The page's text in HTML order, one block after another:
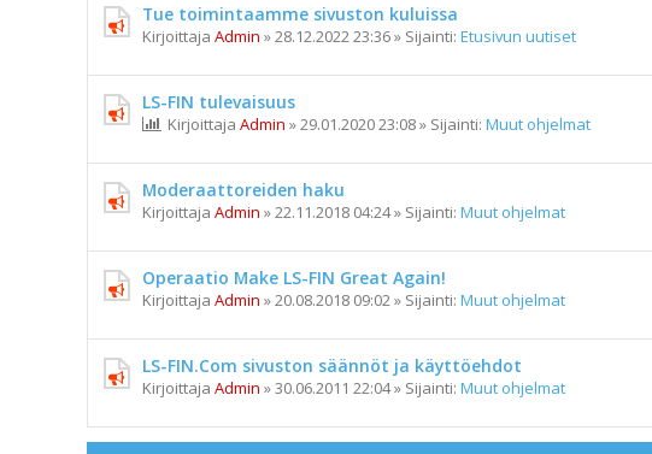
Tue toimintaamme sivuston kuluissa
Kirjoittaja Admin »28.12.2022 23:36» Sijainti: Etusivun uutiset
LS-FIN tulevaisuus
Kirjoittaja Admin »29.01.2020 23:08» Sijainti: Muut ohjelmat
Moderaattoreiden haku
Kirjoittaja Admin »22.11.2018 04:24» Sijainti: Muut ohjelmat
Operaatio Make LS-FIN Great Again!
Kirjoittaja Admin »20.08.2018 09:02» Sijainti: Muut ohjelmat
LS-FIN.Com sivuston säännöt ja käyttöehdot
Kirjoittaja Admin »30.06.2011 22:04» Sijainti: Muut ohjelmat